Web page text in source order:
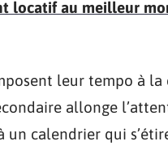
locatif au meilleur
leur tempo à la
allonge
calendrier qui